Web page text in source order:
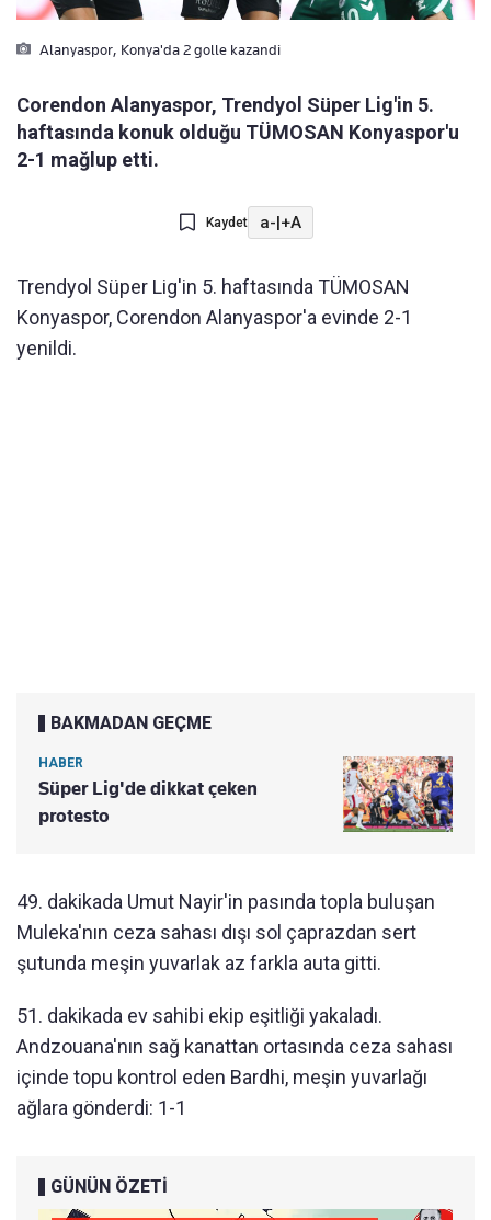
Alanyaspor, Konya'da 2 golle kazandi
Corendon Alanyaspor, Trendyol Süper Lig'in 5.
haftasında konuk olduğu TÜMOSAN Konyaspor'u
2-1 mağlup etti.
Kaydet a-|+A
Trendyol Süper Lig'in 5. haftasında TÜMOSAN
Konyaspor, Corendon Alanyaspor'a evinde 2-1
yenildi.
BAKMADAN GEÇME
HABER
Süper Lig'de dikkat çeken
protesto
49. dakikada Umut Nayir'in pasında topla buluşan
Muleka'nın ceza sahası dışı sol çaprazdan sert
şutunda meşin yuvarlak az farkla auta gitti.
51. dakikada ev sahibi ekip eşitliği yakaladı.
Andzouana'nın sağ kanattan ortasında ceza sahası
içinde topu kontrol eden Bardhi, meşin yuvarlağı
ağlara gönderdi: 1-1
GÜNÜN ÖZETİ